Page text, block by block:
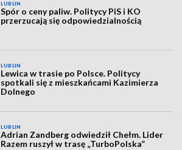
LUBLIN
Spór o ceny paliw. Politycy PiS i KO
przerzucają się odpowiedzialnością
LUBLIN
Lewica w trasie po Polsce. Politycy
spotkali się z mieszkańcami Kazimierza
Dolnego
LUBLIN
Adrian Zandberg odwiedził Chełm. Lider
Razem ruszył w trasę „TurboPolska”